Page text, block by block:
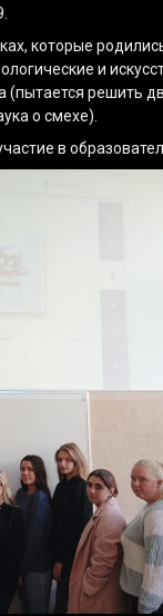
которые
и
(пытается решить
о смехе).
в